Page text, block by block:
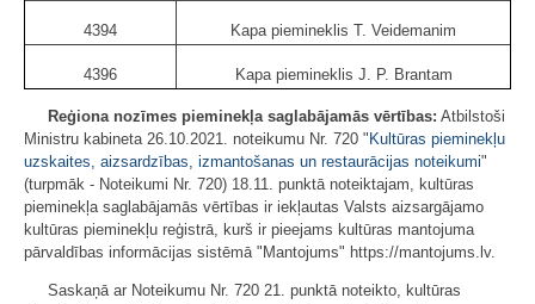
4394 Kapa piemineklis T. Veidemanim
4396 Kapa piemineklis J. P. Brantam
Reģiona nozīmes pieminekļa saglabājamās vērtības: Atbilstoši
Ministru kabineta 26.10.2021. noteikumu Nr. 720 " Kultūras pieminekļu
uzskaites, aizsardzības, izmantošanas un restaurācijas noteikumi"
(turpmāk - Noteikumi Nr. 720) 18.11. punktā noteiktajam, kultūras
pieminekļa saglabājamās vērtības ir iekļautas Valsts aizsargājamo
kultūras pieminekļu reģistrā, kurš ir pieejams kultūras mantojuma
pārvaldības informācijas sistēmā "Mantojums" https://mantojums.lv.
Saskaņā ar Noteikumu Nr. 720 21. punktā noteikto, kultūras